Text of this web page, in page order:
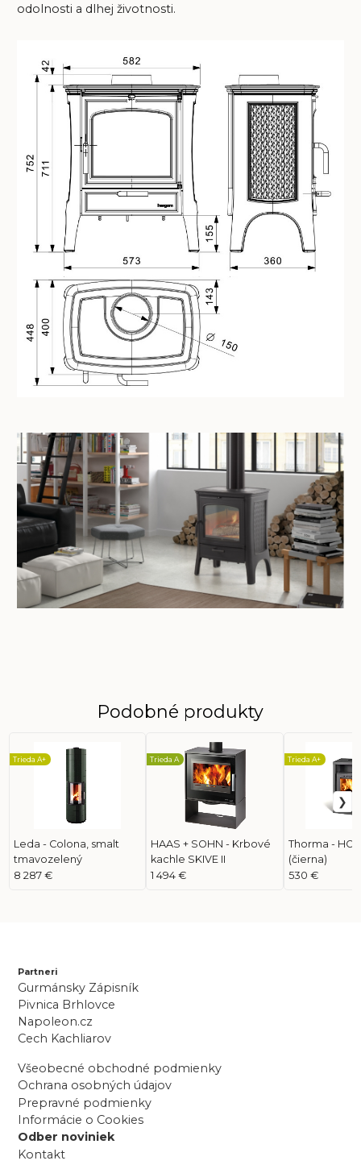
odolnosti a dlhej životnosti.
Podobné produkty
Leda - Colona, smalt
tmavozelený
Trieda A+
8 287 €
HAAS + SOHN - Krbové
kachle SKIVE II
Trieda A
1 494 €
Thorma -
(čierna)
Trieda A+
530 €
Partneri
Gurmánsky Zápisník
Pivnica Brhlovce
Napoleon.cz
Cech Kachliarov
Všeobecné obchodné podmienky
Ochrana osobných údajov
Prepravné podmienky
Informácie o Cookies
Odber noviniek
Kontakt